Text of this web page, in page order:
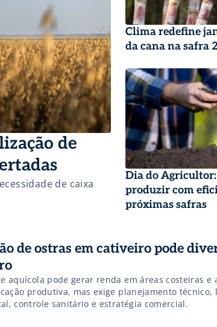
de
de caixa
Clima redefine
da cana na safra
Dia do
produzir com
próximas safras
de ostras em cativeiro pode
aquícola pode gerar renda em áreas costeiras e
produtiva, mas exige planejamento técnico,
controle sanitário e estratégia comercial.